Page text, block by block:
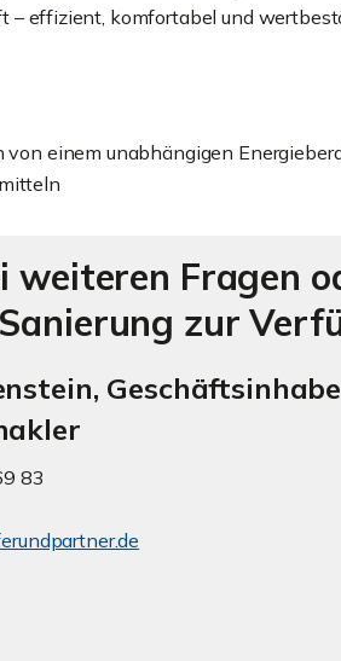
– effizient, komfortabel und
von einem unabhängigen
weiteren Fragen
zur
83
Freistehendes
Einfamilienhaus mit
Einliegerwohnung in
Waldrandnähe von